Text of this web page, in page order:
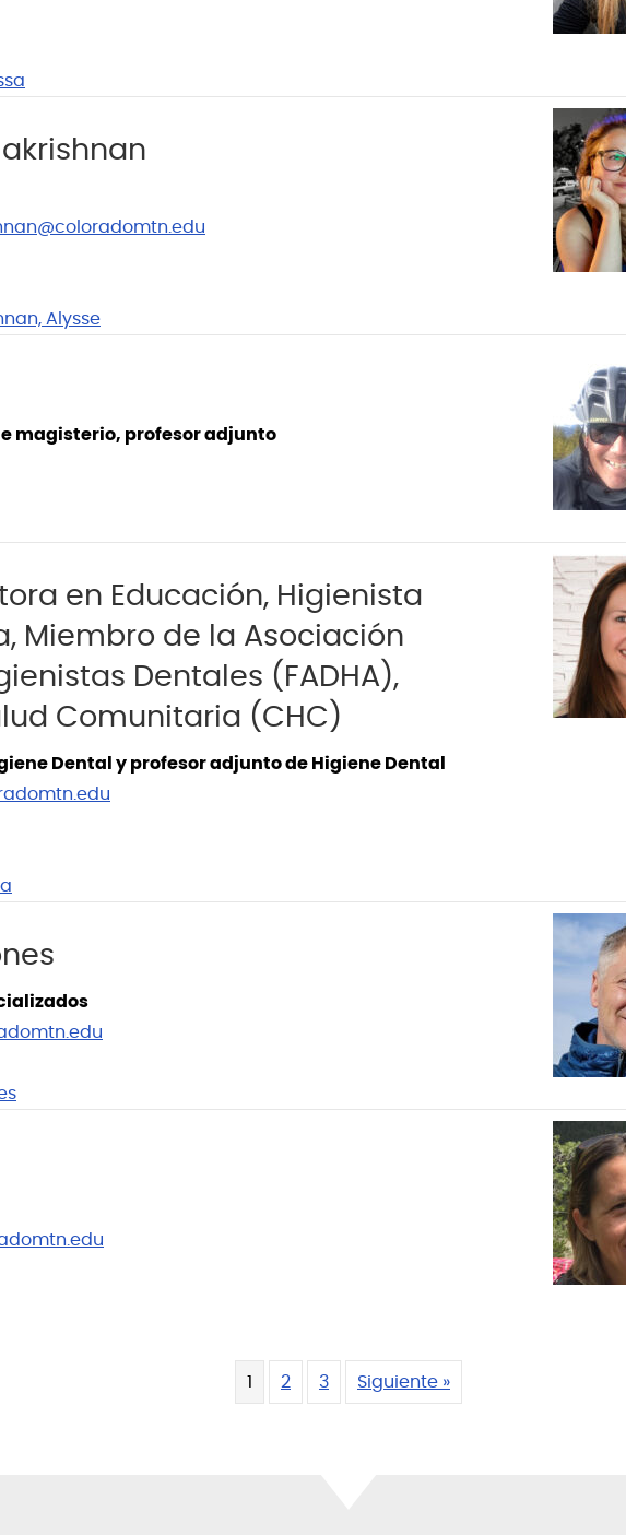
Alysse
magisterio, profesor adjunto
en Educación, Higienista
Miembro de la Asociación
Dentales (FADHA),
Comunitaria (CHC)
Dental y profesor adjunto de Higiene Dental
1 2 3 Siguiente »